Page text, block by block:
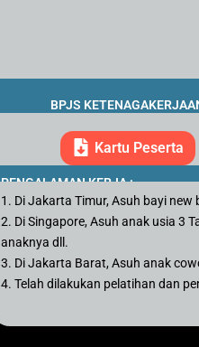
BPJS
Kartu Peserta
PENGALAMAN KERJA :
1. Di Jakarta Timur, Asuh bayi
2. Di Singapore, Asuh anak usia 3
anaknya dll.
3. Di Jakarta Barat, Asuh anak
4. Telah dilakukan pelatihan dan